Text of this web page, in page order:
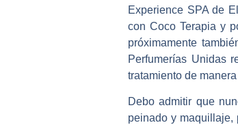
Experience SPA de
con Coco Terapia y
próximamente
Perfumerías Unidas
tratamiento de
Debo admitir que
peinado y maquillaje,